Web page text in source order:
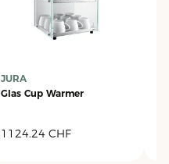
JURA
Glas Cup Warmer
1124.24 CHF